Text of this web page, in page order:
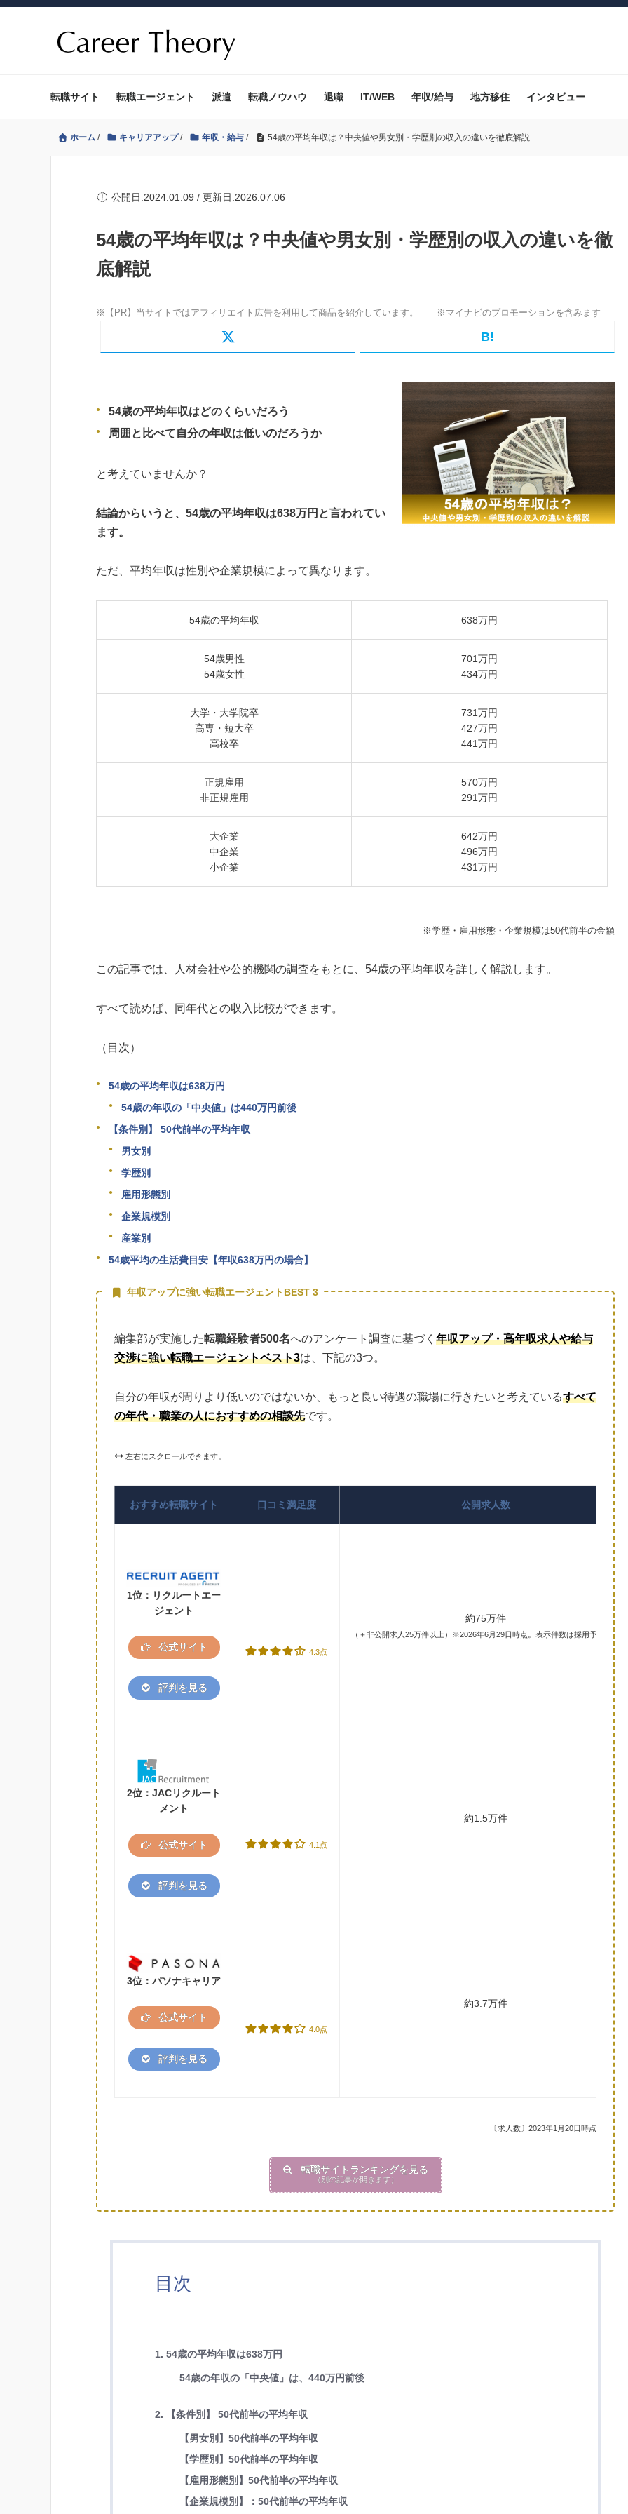
転職サイト 転職エージェント 派遣 転職ノウハウ 退職 IT/WEB 年収/給与 地方移住 インタビュー
ホーム / キャリアアップ/ 年収・給与 / 54歳の平均年収は？中央値や男女別・学歴別の収入の違いを徹底解説
公開日:2024.01.09 / 更新日:2026.07.06
54歳の平均年収は？中央値や男女別・学歴別の収入の違いを徹
底解説
B!
54歳の平均年収はどのくらいだろう
周囲と比べて自分の年収は低いのだろうか
と考えていませんか？
結論からいうと、54歳の平均年収は638万円と言われてい
ます。
ただ、平均年収は性別や企業規模によって異なります。
54歳の平均年収 638万円
54歳男性
54歳女性
701万円
434万円
大学・大学院卒
高専・短大卒
高校卒
731万円
427万円
441万円
正規雇用
非正規雇用
570万円
291万円
大企業
中企業
小企業
642万円
496万円
431万円
※学歴・雇用形態・企業規模は50代前半の金額
この記事では、人材会社や公的機関の調査をもとに、54歳の平均年収を詳しく解説します。
すべて読めば、同年代との収入比較ができます。
（目次）
54歳の平均年収は638万円
54歳の年収の「中央値」は440万円前後
【条件別】 50代前半の平均年収
男女別
学歴別
雇用形態別
企業規模別
産業別
54歳平均の生活費目安【年収638万円の場合】
年収アップに強い転職エージェントBEST 3
編集部が実施した転職経験者500名へのアンケート調査に基づく 年収アップ・高年収求人や給与
交渉に強い転職エージェントベスト3は、下記の3つ。
自分の年収が周りより低いのではないか、もっと良い待遇の職場に行きたいと考えているすべて
の年代・職業の人におすすめの相談先です。
左右にスクロールできます。
おすすめ転職サイト 口コミ満足度 公開求人数
1位：リクルートエー
ジェント
公式サイト
評判を見る
4.3点
約75万件
（＋非公開求人25万件以上）※2026年6月29日時点。表示件数は採用予定数。
2位：JACリクルート
メント
公式サイト
評判を見る
4.1点
約1.5万件
3位：パソナキャリア
公式サイト
評判を見る
4.0点
約3.7万件
〔求人数〕2023年1月20日時点
転職サイトランキングを見る
（別の記事が開きます）
目次
1. 54歳の平均年収は638万円
54歳の年収の「中央値」は、440万円前後
2. 【条件別】 50代前半の平均年収
【男女別】50代前半の平均年収
【学歴別】50代前半の平均年収
【雇用形態別】50代前半の平均年収
【企業規模別】：50代前半の平均年収